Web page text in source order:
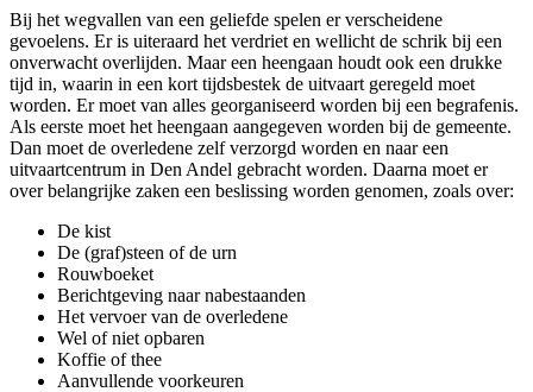
Bij het wegvallen van een geliefde spelen er verscheidene
gevoelens. Er is uiteraard het verdriet en wellicht de schrik bij een
onverwacht overlijden. Maar een heengaan houdt ook een drukke
tijd in, waarin in een kort tijdsbestek de uitvaart geregeld moet
worden. Er moet van alles georganiseerd worden bij een begrafenis.
Als eerste moet het heengaan aangegeven worden bij de gemeente.
Dan moet de overledene zelf verzorgd worden en naar een
uitvaartcentrum in Den Andel gebracht worden. Daarna moet er
over belangrijke zaken een beslissing worden genomen, zoals over:
De kist
De (graf)steen of de urn
Rouwboeket
Berichtgeving naar nabestaanden
Het vervoer van de overledene
Wel of niet opbaren
Koffie of thee
Aanvullende voorkeuren